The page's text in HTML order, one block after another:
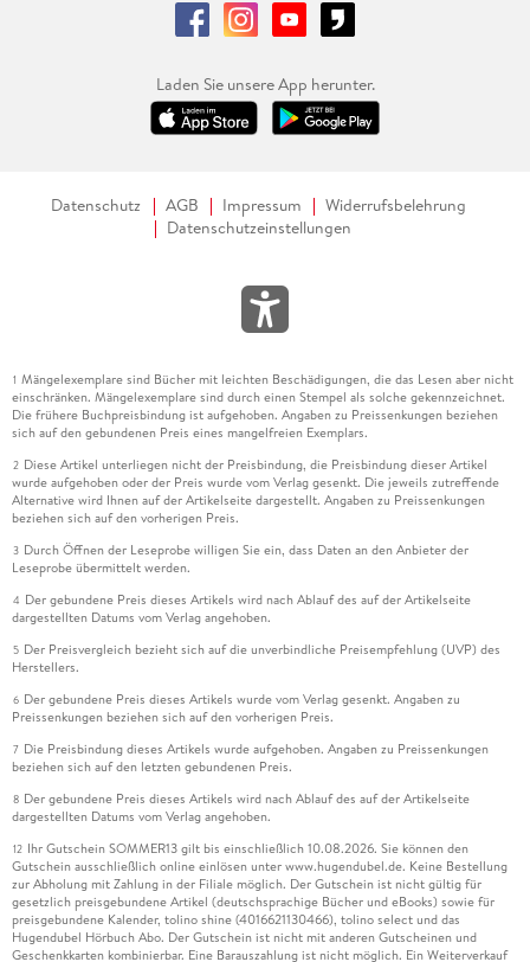
Laden Sie unsere App herunter.
Datenschutz AGB Impressum
Widerrufsbelehrung
Datenschutzeinstellungen
1 Mängelexemplare sind Bücher mit leichten Beschädigungen, die das Lesen aber nicht
einschränken. Mängelexemplare sind durch einen Stempel als solche gekennzeichnet.
Die frühere Buchpreisbindung ist aufgehoben. Angaben zu Preissenkungen beziehen
sich auf den gebundenen Preis eines mangelfreien Exemplars.
2 Diese Artikel unterliegen nicht der Preisbindung, die Preisbindung dieser Artikel
wurde aufgehoben oder der Preis wurde vom Verlag gesenkt. Die jeweils zutreffende
Alternative wird Ihnen auf der Artikelseite dargestellt. Angaben zu Preissenkungen
beziehen sich auf den vorherigen Preis.
3 Durch Öffnen der Leseprobe willigen Sie ein, dass Daten an den Anbieter der
Leseprobe übermittelt werden.
4 Der gebundene Preis dieses Artikels wird nach Ablauf des auf der Artikelseite
dargestellten Datums vom Verlag angehoben.
5 Der Preisvergleich bezieht sich auf die unverbindliche Preisempfehlung (UVP) des
Herstellers.
6 Der gebundene Preis dieses Artikels wurde vom Verlag gesenkt. Angaben zu
Preissenkungen beziehen sich auf den vorherigen Preis.
7 Die Preisbindung dieses Artikels wurde aufgehoben. Angaben zu Preissenkungen
beziehen sich auf den letzten gebundenen Preis.
8 Der gebundene Preis dieses Artikels wird nach Ablauf des auf der Artikelseite
dargestellten Datums vom Verlag angehoben.
12 Ihr Gutschein SOMMER13 gilt bis einschließlich 10.08.2026. Sie können den
Gutschein ausschließlich online einlösen unter www.hugendubel.de. Keine Bestellung
zur Abholung mit Zahlung in der Filiale möglich. Der Gutschein ist nicht gültig für
gesetzlich preisgebundene Artikel (deutschsprachige Bücher und eBooks) sowie für
preisgebundene Kalender, tolino shine (4016621130466), tolino select und das
Hugendubel Hörbuch Abo. Der Gutschein ist nicht mit anderen Gutscheinen und
Geschenkkarten kombinierbar. Eine Barauszahlung ist nicht möglich. Ein Weiterverkauf